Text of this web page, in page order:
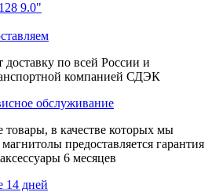
9.0"
по всей России и
компанией СДЭК
обслуживание
товары, в качестве которых мы
предоставляется гарантия
6 месяцев
14 дней